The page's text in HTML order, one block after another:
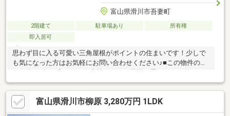
富山県滑川市吾妻町
2階建て 駐車場あり
所有権
即入居可
思わず目に入る可愛い三角屋根がポイントの住まいです！少しで
も気になった方はお気軽にお問い合わせください♪■この物件の特
す・駐車場も２台以上確保。ゆったり駐車ＯＫ！・約10帖のリビ
ングは和室と繋げてオープンな空間に♪・水回りが集約された便利
な間取りも嬉しい■便利な立地・寺家小学校まで徒歩４分（３１
４ｍ） └通学も安心な子育てしやすいエリア・滑川ショッピン
富山県滑川市柳原 3,280万円 1LDK